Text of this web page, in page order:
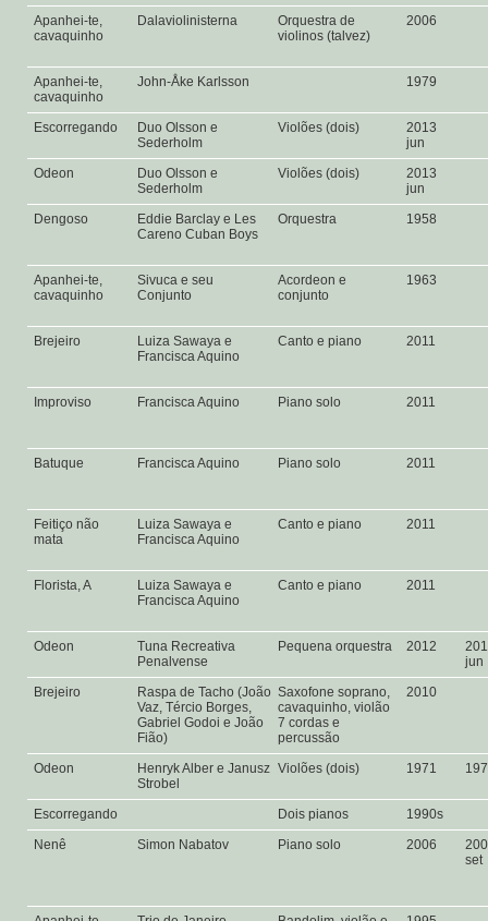
Apanhei-te,
cavaquinho
Dalaviolinisterna
Orquestra de
violinos (talvez)
2006
Apanhei-te,
cavaquinho
John-Åke Karlsson 1979
Escorregando
Duo Olsson e
Sederholm
Violões (dois)
2013
jun
Odeon
Duo Olsson e
Sederholm
Violões (dois)
2013
jun
Dengoso
Eddie Barclay e Les
Careno Cuban Boys
Orquestra 1958
Apanhei-te,
cavaquinho
Sivuca e seu
Conjunto
Acordeon e
conjunto
1963
Brejeiro
Luiza Sawaya e
Francisca Aquino
Canto e piano 2011
Improviso Francisca Aquino Piano solo 2011
Batuque Francisca Aquino Piano solo 2011
Feitiço não
mata
Luiza Sawaya e
Francisca Aquino
Canto e piano 2011
Florista, A
Luiza Sawaya e
Francisca Aquino
Canto e piano 2011
Odeon
Tuna Recreativa
Penalvense
Pequena orquestra 2012
jun
Brejeiro
Raspa de Tacho (João
Vaz, Tércio Borges,
Gabriel Godoi e João
Fião)
Saxofone soprano,
cavaquinho, violão
7 cordas e
percussão
2010
Odeon
Henryk Alber e Janusz
Strobel
Violões (dois) 1971
Escorregando Dois pianos
1990s
Nenê
Simon Nabatov Piano solo 2006
set